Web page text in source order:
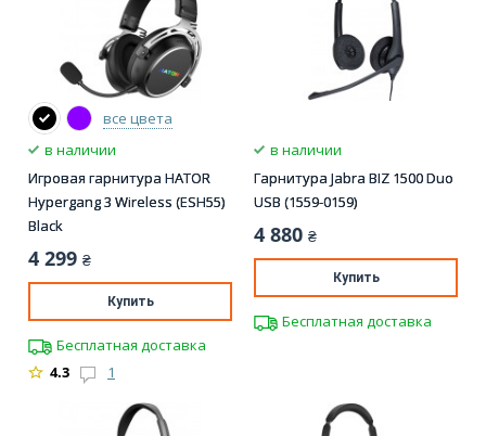
все цвета
в наличии
Игровая гарнитура HATOR
Hypergang 3 Wireless (ESH55)
Black
4 299 ₴
Купить
Бесплатная доставка
4.3
1
в наличии
Гарнитура Jabra BIZ 1500 Duo
USB (1559-0159)
4 880 ₴
Купить
Бесплатная доставка